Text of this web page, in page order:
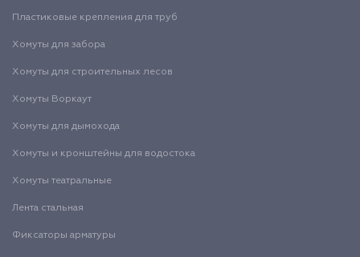
Пластиковые крепления для труб
Хомуты для забора
Хомуты для строительных лесов
Хомуты Воркаут
Хомуты для дымохода
Хомуты и кронштейны для водостока
Хомуты театральные
Лента стальная
Фиксаторы арматуры